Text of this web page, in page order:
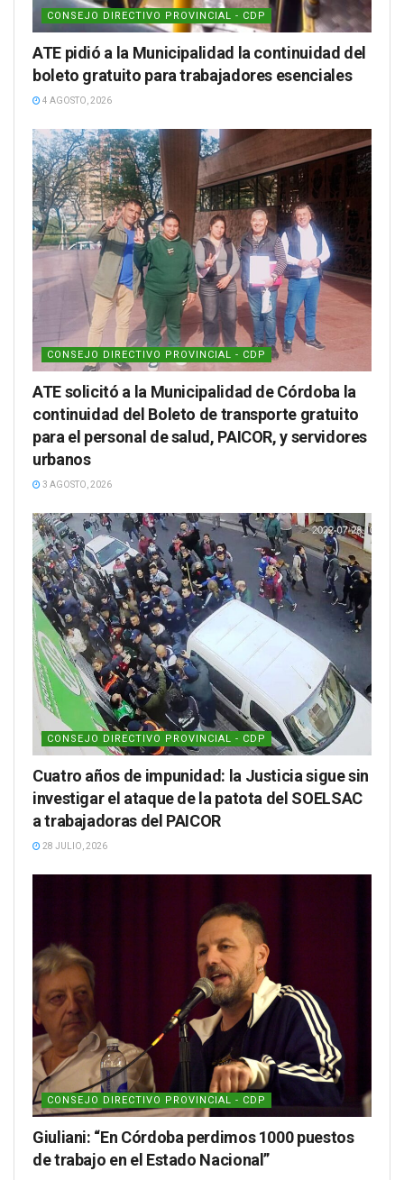
CONSEJO DIRECTIVO PROVINCIAL - CDP
ATE pidió a la Municipalidad la continuidad del
boleto gratuito para trabajadores esenciales
4 AGOSTO, 2026
CONSEJO DIRECTIVO PROVINCIAL - CDP
ATE solicitó a la Municipalidad de Córdoba la
continuidad del Boleto de transporte gratuito
para el personal de salud, PAICOR, y servidores
urbanos
3 AGOSTO, 2026
CONSEJO DIRECTIVO PROVINCIAL - CDP
Cuatro años de impunidad: la Justicia sigue sin
investigar el ataque de la patota del SOELSAC
a trabajadoras del PAICOR
28 JULIO, 2026
CONSEJO DIRECTIVO PROVINCIAL - CDP
Giuliani: “En Córdoba perdimos 1000 puestos
de trabajo en el Estado Nacional”